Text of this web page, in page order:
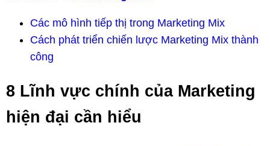
Các mô hình tiếp thị trong Marketing Mix
Cách phát triển chiến lược Marketing Mix thành
công
8 Lĩnh vực chính của Marketing
hiện đại cần hiểu